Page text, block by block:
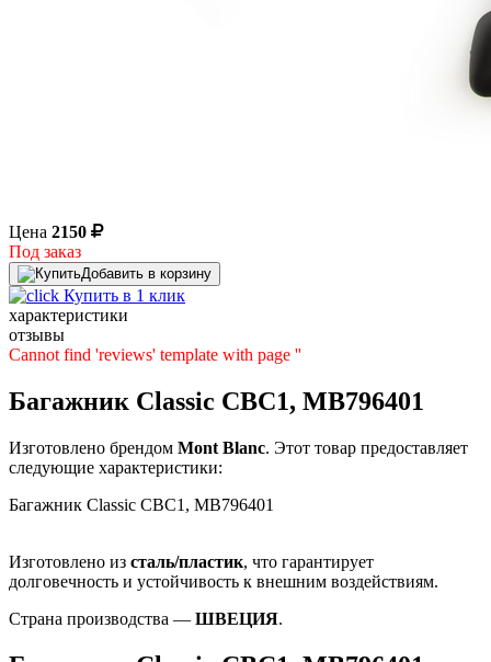
Цена 2150
Под заказ
Добавить в корзину
Купить в 1 клик
характеристики
отзывы
Cannot find 'reviews' template with page ''
Багажник Classic CBC1, MB796401
Изготовлено брендом Mont Blanc. Этот товар предоставляет
следующие характеристики:
Багажник Classic CBC1, MB796401
Изготовлено из сталь/пластик, что гарантирует
долговечность и устойчивость к внешним воздействиям.
Страна производства — ШВЕЦИЯ.